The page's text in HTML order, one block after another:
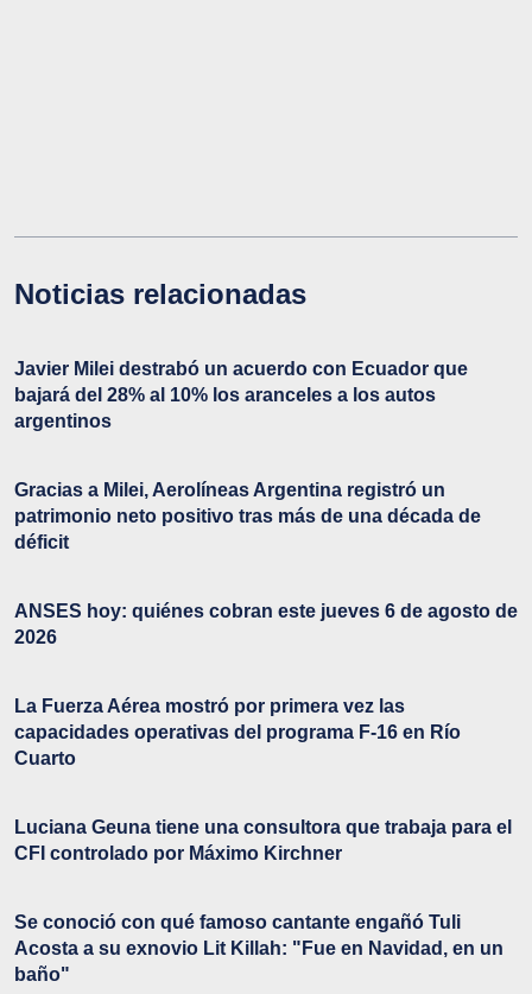
Noticias relacionadas
Javier Milei destrabó un acuerdo con Ecuador que
bajará del 28% al 10% los aranceles a los autos
argentinos
Gracias a Milei, Aerolíneas Argentina registró un
patrimonio neto positivo tras más de una década de
déficit
ANSES hoy: quiénes cobran este jueves 6 de agosto de
2026
La Fuerza Aérea mostró por primera vez las
capacidades operativas del programa F-16 en Río
Cuarto
Luciana Geuna tiene una consultora que trabaja para el
CFI controlado por Máximo Kirchner
Se conoció con qué famoso cantante engañó Tuli
Acosta a su exnovio Lit Killah: "Fue en Navidad, en un
baño"